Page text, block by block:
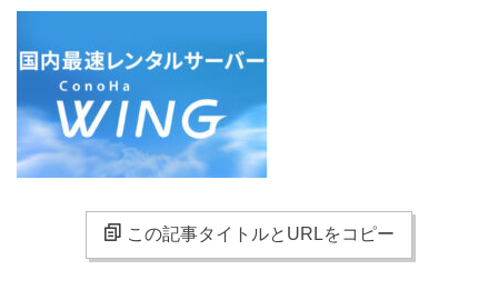
この記事タイトルとURLをコピー